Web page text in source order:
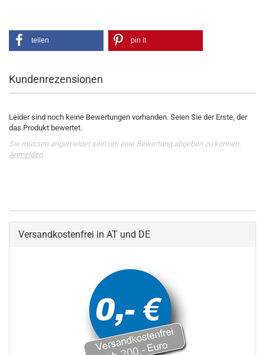
teilen pin it
Kundenrezensionen
Leider sind noch keine Bewertungen vorhanden. Seien Sie der Erste, der
das Produkt bewertet.
Sie müssen angemeldet sein um eine Bewertung abgeben zu können.
Anmelden
Versandkostenfrei in AT und DE